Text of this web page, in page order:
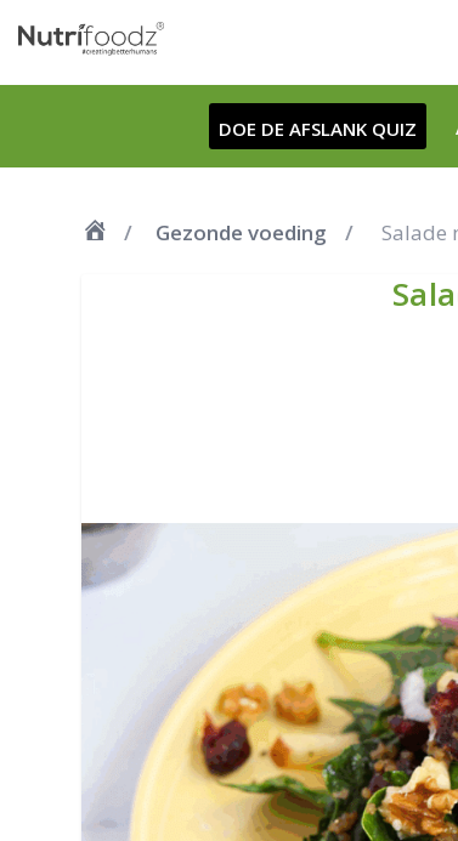
DOE DE AFSLANK QUIZ
Gezonde voeding Salade